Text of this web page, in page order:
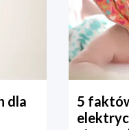
dla
5